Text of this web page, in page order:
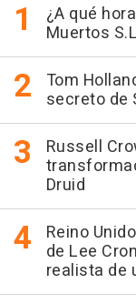
¿A qué
Muertos
Tom
secreto de
Russell
Druid
Reino
de Lee
realista de